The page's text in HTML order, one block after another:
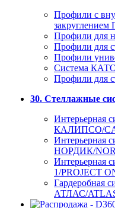
Профили с
Профили для
Профили для
Профили
Система
Профили для
30. Стеллажные
Интерьерная
КАЛИПСО/
Интерьерная
НОРДИК/
Интерьерная
1/PROJECT
Гардеробная
АТЛАС/